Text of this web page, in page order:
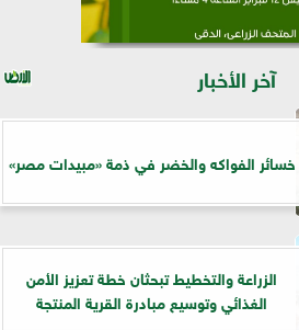
آخر الأخبار
خسائر الفواكه والخضر في ذمة «مبيدات مصر»
الزراعة والتخطيط تبحثان خطة تعزيز الأمن
الغذائي وتوسيع مبادرة القرية المنتجة